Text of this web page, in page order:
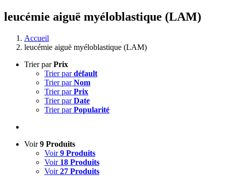
leucémie aiguë myéloblastique (LAM)
Accueil
leucémie aiguë myéloblastique (LAM)
Trier parPrix
Trier pardéfault
Trier parNom
Trier parPrix
Trier parDate
Trier parPopularité
Voir9 Produits
Voir9 Produits
Voir 18 Produits
Voir27 Produits